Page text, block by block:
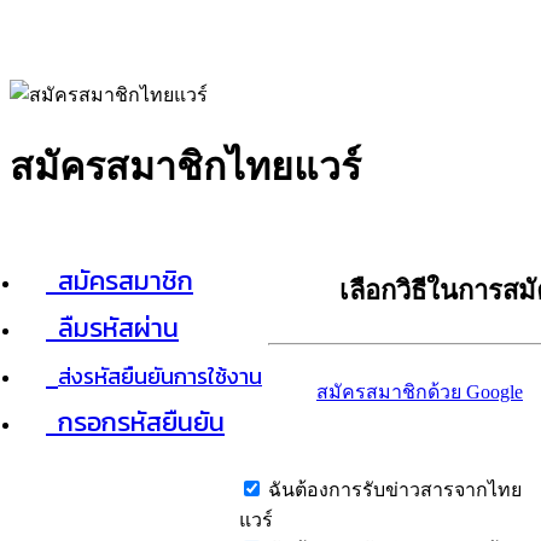
สมัครสมาชิกไทยแวร์
สมัครสมาชิก
ลืมรหัสผ่าน
ส่งรหัสยืนยันการใช้งาน
กรอกรหัสยืนยัน
เลือกวิธีในการส
สมัครสมาชิกด้วย Google
ฉันต้องการรับข่าวสารจากไทย
แวร์